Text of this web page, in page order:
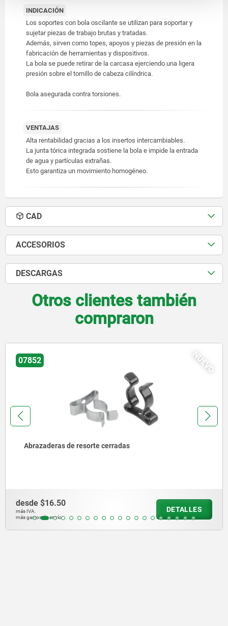
INDICACIÓN
Los soportes con bola oscilante se utilizan para soportar y
sujetar piezas de trabajo brutas y tratadas.
Además, sirven como topes, apoyos y piezas de presión en la
fabricación de herramientas y dispositivos.
La bola se puede retirar de la carcasa ejerciendo una ligera
presión sobre el tornillo de cabeza cilíndrica.
Bola asegurada contra torsiones.
VENTAJAS
Alta rentabilidad gracias a los insertos intercambiables.
La junta tórica integrada sostiene la bola e impide la entrada
de agua y partículas extrañas.
Esto garantiza un movimiento homogéneo.
CAD
ACCESORIOS
DESCARGAS
Otros clientes también
compraron
DETALLES
Abrazaderas de resorte abiertas
$14.82
más gastos de envío